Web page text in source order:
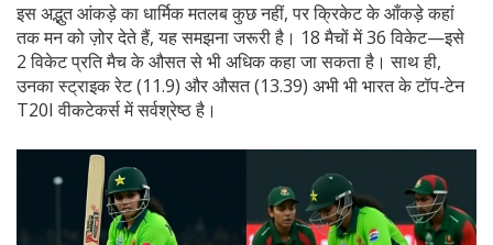
इस अद्भुत आंकड़े का धार्मिक मतलब कुछ नहीं, पर क्रिकेट के आँकड़े कहां
तक मन को ज़ोर देते हैं, यह समझना जरूरी है। 18 मैचों में 36 विकेट—इसे
2 विकेट प्रति मैच के औसत से भी अधिक कहा जा सकता है। साथ ही,
उनका स्ट्राइक रेट (11.9) और औसत (13.39) अभी भी भारत के टॉप‑टेन
T20I वीकटेकर्स में सर्वश्रेष्ठ है।